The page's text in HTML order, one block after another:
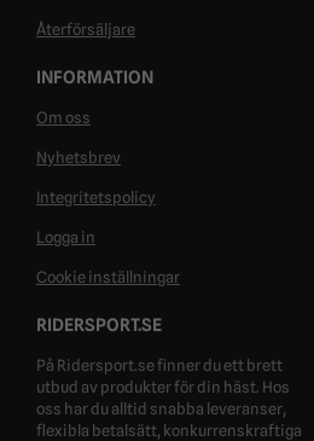
Återförsäljare
INFORMATION
Om oss
Nyhetsbrev
Integritetspolicy
Logga in
Cookie inställningar
RIDERSPORT.SE
På Ridersport.se finner du ett brett
utbud av produkter för din häst. Hos
oss har du alltid snabba leveranser,
flexibla betalsätt, konkurrenskraftiga